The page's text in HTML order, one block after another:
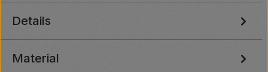
Details
Material